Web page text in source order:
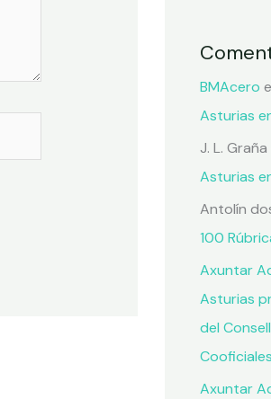
BMAcero
Asturias
J. L. Graña
Asturias
Antolín
100
Axuntar
Asturias
del
Axuntar